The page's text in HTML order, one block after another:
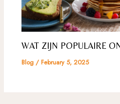
WAT ZIJN POPULAIRE
Blog /February 5, 2025